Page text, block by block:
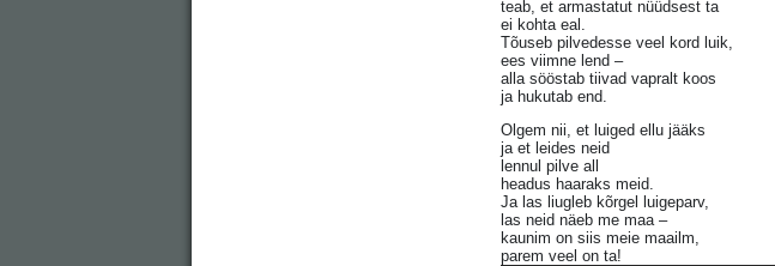
teab, et armastatut nüüdsest ta
ei kohta eal.
Tõuseb pilvedesse veel kord luik,
ees viimne lend –
alla sööstab tiivad vapralt koos
ja hukutab end.
Olgem nii, et luiged ellu jääks
ja et leides neid
lennul pilve all
headus haaraks meid.
Ja las liugleb kõrgel luigeparv,
las neid näeb me maa –
kaunim on siis meie maailm,
parem veel on ta!